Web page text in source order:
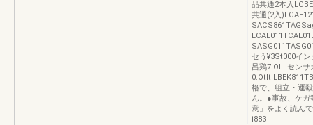
品共通2本入
共通(2入
セう¥3St000イ
呂鶏7.Ollllセンサ
格で、組立・運
ん。●事故、ケガ
意」をよく読ん
i883